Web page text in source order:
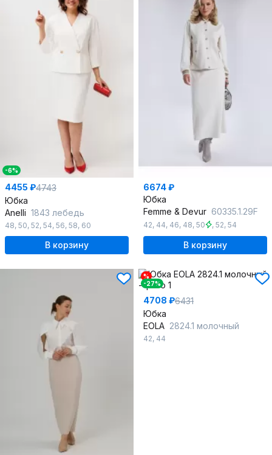
-6%
4455 ₽4743
Юбка
Anelli 1843 лебедь
48, 50, 52, 54, 56, 58, 60
В корзину
6674 ₽
Юбка
Femme & Devur 60335.1.29F
42, 44, 46, 48, 50 , 52, 54
В корзину
%
-27%
4708 ₽6431
Юбка
EOLA 2824.1 молочный
42, 44